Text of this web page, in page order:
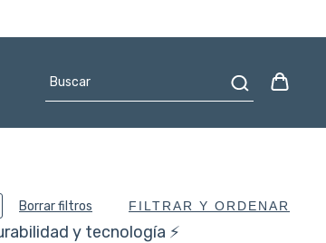
Borrar filtros FILTRAR Y ORDENAR
y tecnología ⚡️